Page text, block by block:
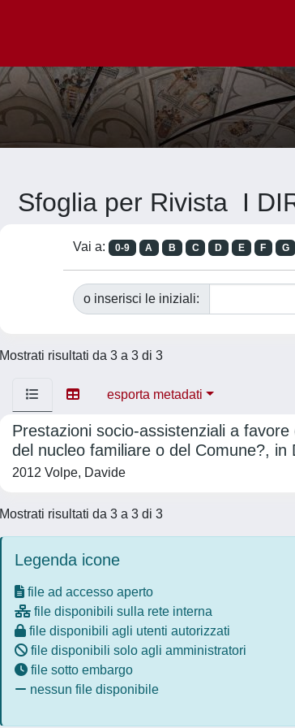
Sfoglia per Rivista I
Vai a: 0-9 A B C D E F G
o inserisci le iniziali:
Mostrati risultati da 3 a 3 di 3
esporta metadati
Prestazioni socio-assistenziali a
del nucleo familiare o del Comune?, in
2012 Volpe, Davide
Mostrati risultati da 3 a 3 di 3
Legenda icone
file ad accesso aperto
file disponibili sulla rete interna
file disponibili agli utenti autorizzati
file disponibili solo agli amministratori
file sotto embargo
nessun file disponibile